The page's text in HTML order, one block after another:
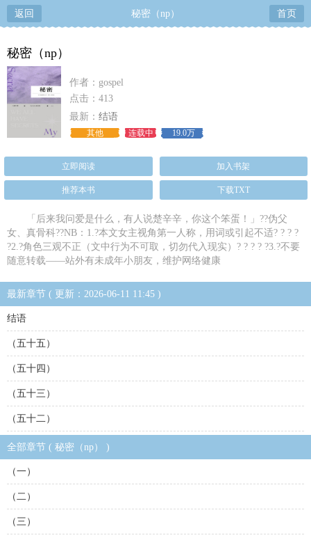
返回 秘密（np） 首页
秘密（np）
作者：gospel
点击：413
最新： 结语
其他 连载中 19.0万
立即阅读 加入书架
推荐本书 下载TXT
「后来我问爱是什么，有人说楚辛辛，你这个笨蛋！」??伪父
女、真骨科??NB：1.?本文女主视角第一人称，用词或引起不适? ? ? ?
?2.?角色三观不正（文中行为不可取，切勿代入现实）? ? ? ? ?3.?不要
随意转载——站外有未成年小朋友，维护网络健康
最新章节 ( 更新：2026-06-11 11:45 )
结语
（五十五）
（五十四）
（五十三）
（五十二）
全部章节 ( 秘密（np） )
（一）
（二）
（三）